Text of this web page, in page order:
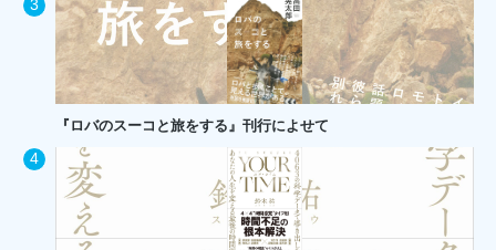
『ロバのスーコと旅をする』刊行によせて